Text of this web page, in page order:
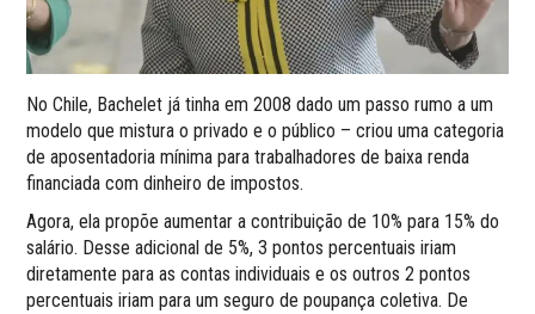
No Chile, Bachelet já tinha em 2008 dado um passo rumo a um
modelo que mistura o privado e o público – criou uma categoria
de aposentadoria mínima para trabalhadores de baixa renda
financiada com dinheiro de impostos.
Agora, ela propõe aumentar a contribuição de 10% para 15% do
salário. Desse adicional de 5%, 3 pontos percentuais iriam
diretamente para as contas individuais e os outros 2 pontos
percentuais iriam para um seguro de poupança coletiva. De